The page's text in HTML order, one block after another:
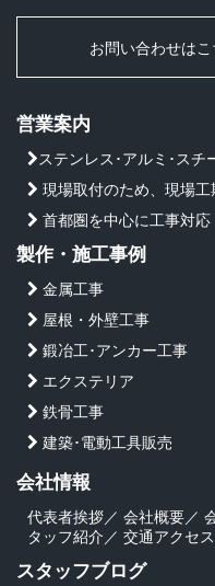
お問い合わせはこ
営業案内
ステンレス･アルミ･スチ
現場取付のため、現場工
首都圏を中心に工事対応
製作・施工事例
金属工事
屋根・外壁工事
鍛冶工･アンカー工事
エクステリア
鉄骨工事
建築･電動工具販売
会社情報
代表者挨拶／ 会社概要／
タッフ紹介 ／ 交通アクセス
スタッフブログ